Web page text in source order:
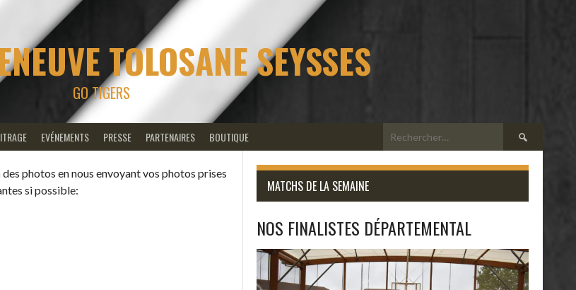
TOLOSANE SEYSSES
GO TIGERS
EVÉNEMENTS PRESSE PARTENAIRES BOUTIQUE Rechercher :
photos en nous envoyant vos photos prises
si possible:
MATCHS DE LA SEMAINE
NOS FINALISTES DÉPARTEMENTAL